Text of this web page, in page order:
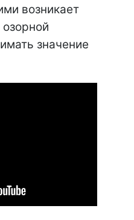
возникает
значение